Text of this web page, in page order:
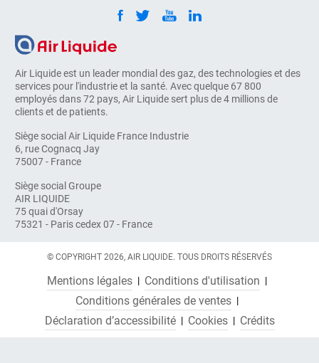
Air Liquide est un leader mondial des gaz, des technologies et des
services pour l'industrie et la santé. Avec quelque 67 800
employés dans 72 pays, Air Liquide sert plus de 4 millions de
clients et de patients.
Siège social Air Liquide France Industrie
6, rue Cognacq Jay
75007 - France
Siège social Groupe
AIR LIQUIDE
75 quai d'Orsay
75321 - Paris cedex 07 - France
© COPYRIGHT 2026, AIR LIQUIDE. TOUS DROITS RÉSERVÉS
Mentions légales
Conditions d'utilisation
Conditions générales de ventes
Déclaration d’accessibilité
Cookies Crédits